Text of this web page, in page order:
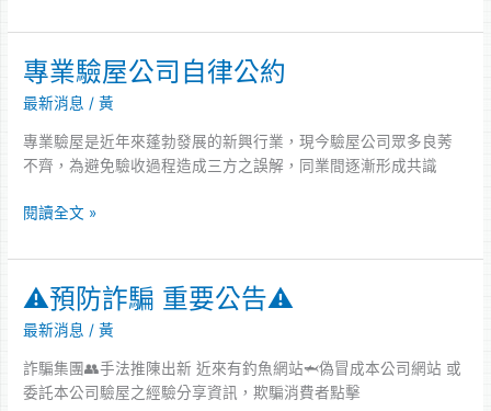
專業驗屋公司自律公約
最新消息 /黃
專業驗屋是近年來蓬勃發展的新興行業，現今驗屋公司眾多良莠
不齊，為避免驗收過程造成三方之誤解，同業間逐漸形成共識
專
驗
屋
公
自
公
約
閱讀全文 »
⚠️預防詐騙 重要公告⚠️
最新消息 /黃
詐騙集團👥手法推陳出️‍新 近來有釣魚網站🦈偽冒成本公司網站 或
委託本公司驗屋之經驗分享資訊，欺騙消費者點擊
⚠️
防
詐
騙